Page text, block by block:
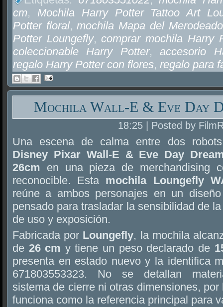
cm, Mochila Harry Potter Tattoo Art
Potter floral,mochila Mapa del
Potter Loungefly, comprar mochila Harry
coleccionable Harry Potter,accesorio
regalo Harry Potter con flores, regalo para
Mochila Wall-E & Eve Day
18:25 | Posted by
Una escena de calma entre dos
Disney Pixar Wall-E & Eve Day
26cm en una pieza de merchandising
reconocible. Esta mochila Loungefly
reúne a ambos personajes en un
pensado para trasladar la sensibilidad de
de uso y exposición.
Fabricada por Loungefly, la mochila
de 26 cm y tiene un peso declarado de
presenta en estado nuevo y la identifica
671803553323. No se detallan
sistema de cierre ni otras dimensiones,
funciona como la referencia principal para